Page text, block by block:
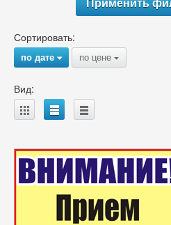
Сортировать:
по дате{ по цене {
Вид:
A B C